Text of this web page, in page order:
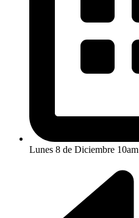
Lunes 8 de Diciembre 10am